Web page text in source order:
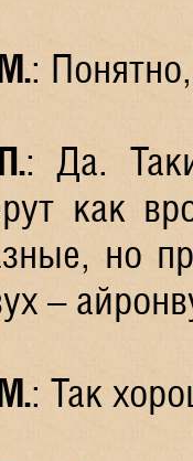
:
: Да.
как
но
–
: Так